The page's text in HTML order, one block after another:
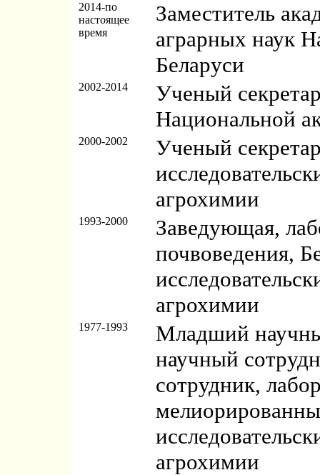
2014-по
настоящее
время
Заместитель
аграрных наук
Беларуси
2002-2014
Ученый
Национальной
2000-2002
Ученый
агрохимии
1993-2000
Заведующая,
почвоведения,
агрохимии
1977-1993
Младший
научный
сотрудник,
агрохимии